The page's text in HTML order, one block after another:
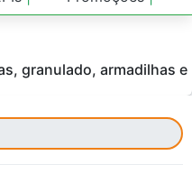
granulado, armadilhas e